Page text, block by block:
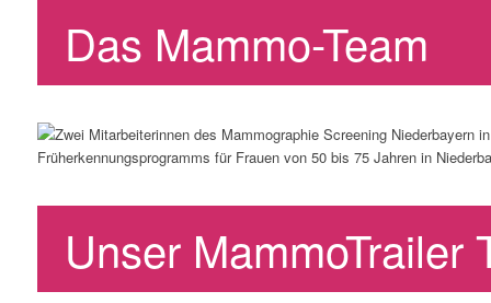
Das Mammo-Team
Unser MammoTrailer